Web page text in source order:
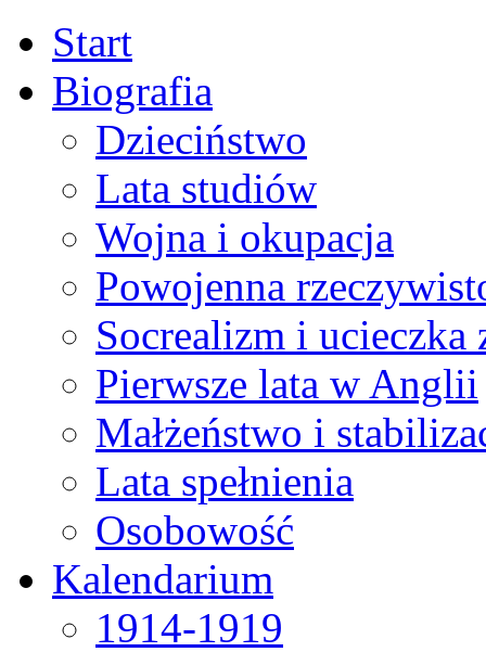
Start
Biografia
Dzieciństwo
Lata studiów
Wojna i okupacja
Powojenna
Socrealizm i ucieczka
Pierwsze lata w Anglii
Małżeństwo i
Lata spełnienia
Osobowość
Kalendarium
1914-1919